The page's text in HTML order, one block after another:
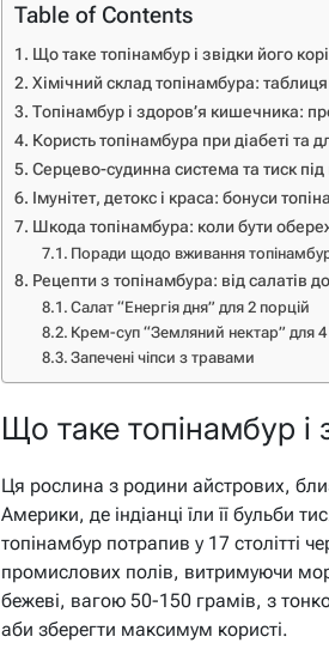
Table of Contents
Що таке топінамбур і звідки його
Хімічний склад топінамбура:
Топінамбур і здоров’я кишечника:
Користь топінамбура при діабеті та
Серцево-судинна система та тиск
Імунітет, детокс і краса: бонуси
Шкода топінамбура: коли бути
Поради щодо вживання
Рецепти з топінамбура: від салатів
Салат “Енергія дня” для 2 порцій
Крем-суп “Земляний нектар” для
Запечені чіпси з травами
Що таке топінамбур і
Ця рослина з родини айстрових,
Америки, де індіанці їли її бульби
топінамбур потрапив у 17 столітті
промислових полів, витримуючи
бежеві, вагою 50-150 грамів, з
аби зберегти максимум користі.